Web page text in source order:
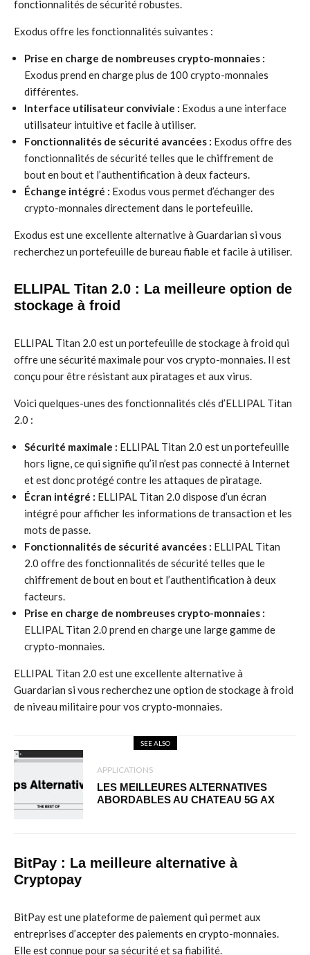
fonctionnalités de sécurité robustes.
Exodus offre les fonctionnalités suivantes :
Prise en charge de nombreuses crypto-monnaies :
Exodus prend en charge plus de 100 crypto-monnaies
différentes.
Interface utilisateur conviviale : Exodus a une interface
utilisateur intuitive et facile à utiliser.
Fonctionnalités de sécurité avancées : Exodus offre des
fonctionnalités de sécurité telles que le chiffrement de
bout en bout et l’authentification à deux facteurs.
Échange intégré : Exodus vous permet d’échanger des
crypto-monnaies directement dans le portefeuille.
Exodus est une excellente alternative à Guardarian si vous
recherchez un portefeuille de bureau fiable et facile à utiliser.
ELLIPAL Titan 2.0 : La meilleure option de
stockage à froid
ELLIPAL Titan 2.0 est un portefeuille de stockage à froid qui
offre une sécurité maximale pour vos crypto-monnaies. Il est
conçu pour être résistant aux piratages et aux virus.
Voici quelques-unes des fonctionnalités clés d’ELLIPAL Titan
2.0 :
Sécurité maximale : ELLIPAL Titan 2.0 est un portefeuille
hors ligne, ce qui signifie qu’il n’est pas connecté à Internet
et est donc protégé contre les attaques de piratage.
Écran intégré : ELLIPAL Titan 2.0 dispose d’un écran
intégré pour afficher les informations de transaction et les
mots de passe.
Fonctionnalités de sécurité avancées : ELLIPAL Titan
2.0 offre des fonctionnalités de sécurité telles que le
chiffrement de bout en bout et l’authentification à deux
facteurs.
Prise en charge de nombreuses crypto-monnaies :
ELLIPAL Titan 2.0 prend en charge une large gamme de
crypto-monnaies.
ELLIPAL Titan 2.0 est une excellente alternative à
Guardarian si vous recherchez une option de stockage à froid
de niveau militaire pour vos crypto-monnaies.
SEE ALSO
APPLICATIONS
LES MEILLEURES ALTERNATIVES
ABORDABLES AU CHATEAU 5G AX
BitPay : La meilleure alternative à
Cryptopay
BitPay est une plateforme de paiement qui permet aux
entreprises d’accepter des paiements en crypto-monnaies.
Elle est connue pour sa sécurité et sa fiabilité.